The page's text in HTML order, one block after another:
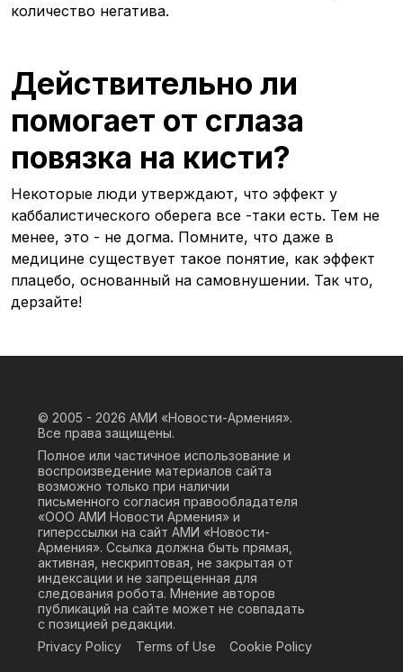
количество негатива.
Действительно ли
помогает от сглаза
повязка на кисти?
Некоторые люди утверждают, что эффект у
каббалистического оберега все -таки есть. Тем не
менее, это - не догма. Помните, что даже в
медицине существует такое понятие, как эффект
плацебо, основанный на самовнушении. Так что,
дерзайте!
© 2005 - 2026 АМИ «Новости-Армения».
Все права защищены.
Полное или частичное использование и
воспроизведение материалов сайта
возможно только при наличии
письменного согласия правообладателя
«ООО АМИ Новости Армения» и
гиперссылки на сайт АМИ «Новости-
Армения». Ссылка должна быть прямая,
активная, нескриптовая, не закрытая от
индексации и не запрещенная для
следования робота. Мнение авторов
публикаций на сайте может не совпадать
с позицией редакции.
Privacy Policy
Terms of Use Cookie Policy